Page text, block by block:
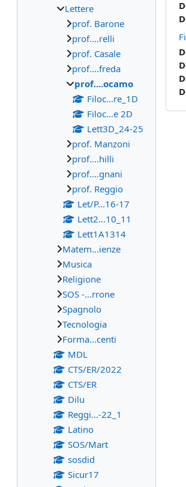
Lettere
prof. Barone
prof....relli
prof. Casale
prof....freda
prof....ocamo
Filoc...re_1D
Filoc...e 2D
Lett3D_24-25
prof. Manzoni
prof....hilli
prof....gnani
prof. Reggio
Let/P...16-17
Lett2...10_11
Lett1A1314
Matem...ienze
Musica
Religione
SOS -...rrone
Spagnolo
Tecnologia
Forma...centi
MDL
CTS/ER/2022
CTS/ER
Dilu
Reggi...-22_1
Latino
SOS/Mart
sosdid
Sicur17